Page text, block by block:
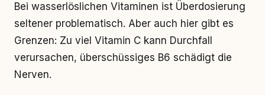
Bei wasserlöslichen Vitaminen ist Überdosierung
seltener problematisch. Aber auch hier gibt es
Grenzen: Zu viel Vitamin C kann Durchfall
verursachen, überschüssiges B6 schädigt die
Nerven.